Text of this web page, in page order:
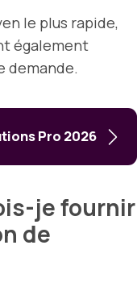
le plus rapide,
également
demande.
Pro 2026
je fournir
de